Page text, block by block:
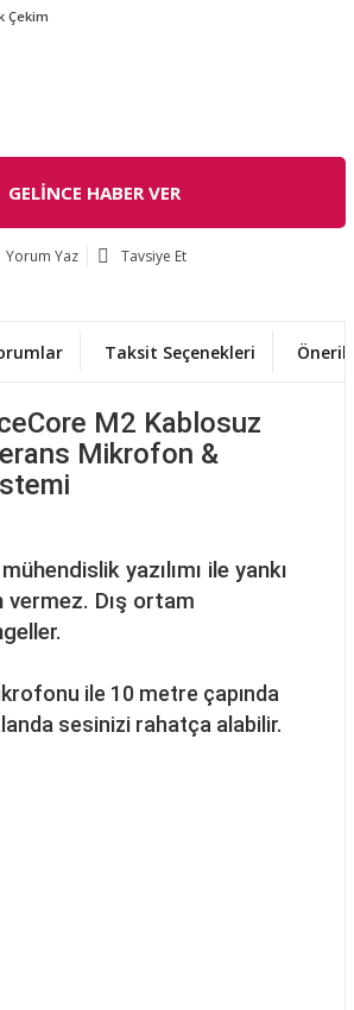
Çekim
GELİNCE HABER VER
Yorum Yaz Tavsiye Et
Taksit Seçenekleri
M2 Kablosuz
Mikrofon &
yazılımı ile yankı
vermez. Dış ortam
ile 10 metre çapında
sesinizi rahatça alabilir.